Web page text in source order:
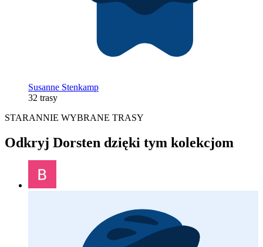
Susanne Stenkamp
32 trasy
STARANNIE WYBRANE TRASY
Odkryj Dorsten dzięki tym kolekcjom